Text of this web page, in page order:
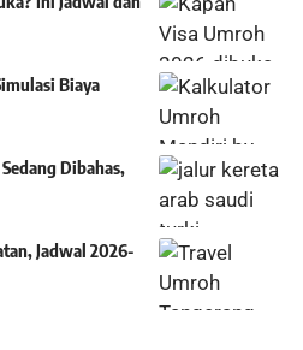
Biaya
Dibahas,
Jadwal 2026-